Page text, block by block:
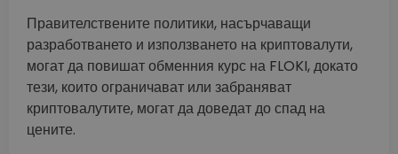
Правителствените политики, насърчаващи
разработването и използването на криптовалути,
могат да повишат обменния курс на FLOKI, докато
тези, които ограничават или забраняват
криптовалутите, могат да доведат до спад на
цените.